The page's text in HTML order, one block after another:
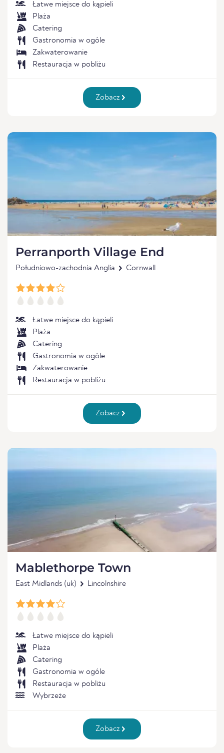
Łatwe miejsce do kąpieli
Plaża
Catering
Gastronomia w ogóle
Zakwaterowanie
Restauracja w pobliżu
Zobacz
Perranporth Village End
Południowo-zachodnia Anglia Cornwall
Łatwe miejsce do kąpieli
Plaża
Catering
Gastronomia w ogóle
Zakwaterowanie
Restauracja w pobliżu
Zobacz
Mablethorpe Town
East Midlands (uk) Lincolnshire
Łatwe miejsce do kąpieli
Plaża
Catering
Gastronomia w ogóle
Restauracja w pobliżu
Wybrzeże
Zobacz